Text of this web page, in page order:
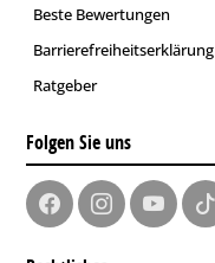
Beste Bewertungen
Barrierefreiheitserklärung
Ratgeber
Folgen Sie uns